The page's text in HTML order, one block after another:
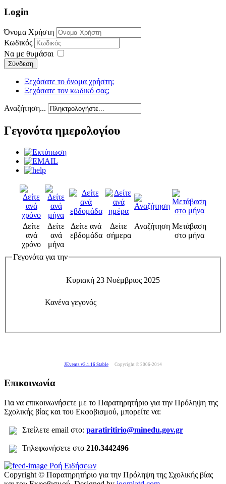
Login
Όνομα Χρήστη
Κωδικός
Να με θυμάσαι
Σύνδεση
Ξεχάσατε το όνομα χρήστη;
Ξεχάσατε τον κωδικό σας;
Αναζήτηση...
Γεγονότα ημερολογίου
Δείτε
ανά
χρόνο
Δείτε
ανά
μήνα
Δείτε ανά
εβδομάδα
Δείτε
σήμερα
Αναζήτηση Μετάβαση
στο μήνα
Γεγονότα για την
Κυριακή 23 Νοέμβριος 2025
Κανένα γεγονός
JEvents v3.1.16 Stable Copyright © 2006-2014
Επικοινωνία
Για να επικοινωνήσετε με το Παρατηρητήριο για την Πρόληψη της
Σχολικής βίας και του Εκφοβισμού, μπορείτε να:
Στείλετε email στο: paratiritirio@minedu.gov.gr
Τηλεφωνήσετε στο 210.3442496
Ροή Ειδήσεων
Copyright © Παρατηρητήριο για την Πρόληψη της Σχολικής βίας